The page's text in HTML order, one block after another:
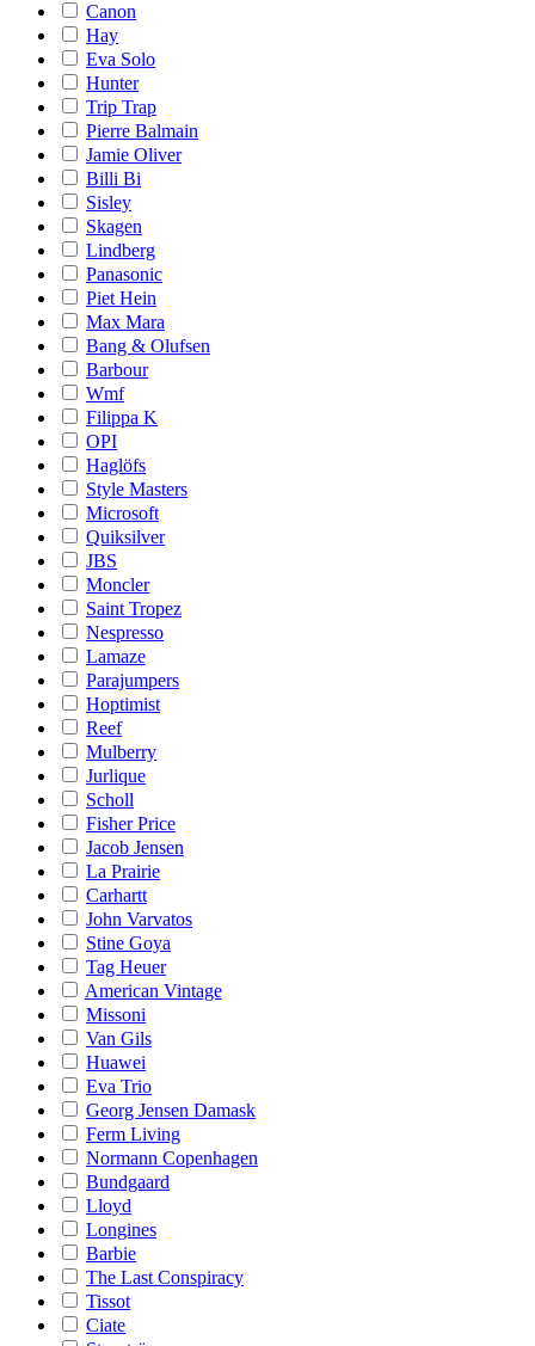
Canon
Hay
Eva Solo
Hunter
Trip Trap
Pierre Balmain
Jamie Oliver
Billi Bi
Sisley
Skagen
Lindberg
Panasonic
Piet Hein
Max Mara
Bang & Olufsen
Barbour
Wmf
Filippa K
OPI
Haglöfs
Style Masters
Microsoft
Quiksilver
JBS
Moncler
Saint Tropez
Nespresso
Lamaze
Parajumpers
Hoptimist
Reef
Mulberry
Jurlique
Scholl
Fisher Price
Jacob Jensen
La Prairie
Carhartt
John Varvatos
Stine Goya
Tag Heuer
American Vintage
Missoni
Van Gils
Huawei
Eva Trio
Georg Jensen Damask
Ferm Living
Normann Copenhagen
Bundgaard
Lloyd
Longines
Barbie
The Last Conspiracy
Tissot
Ciate